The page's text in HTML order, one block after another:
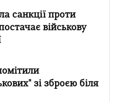
санкції проти
військову
зі зброєю біля